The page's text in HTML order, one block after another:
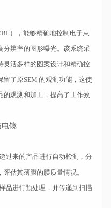
），能够精确地控制电子束
分辨率的图形曝光。该系统采
灵活多样的图案设计和精确控
留了原SEM 的观测功能，这使
的观测和加工，提高了工作效
过来的产品进行自动检测，分
评估其薄膜的膜质量情况。
品进行预处理，并传递到扫描